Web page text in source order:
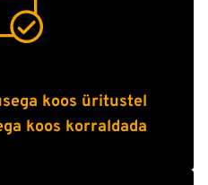
koos üritustel
koos korraldada